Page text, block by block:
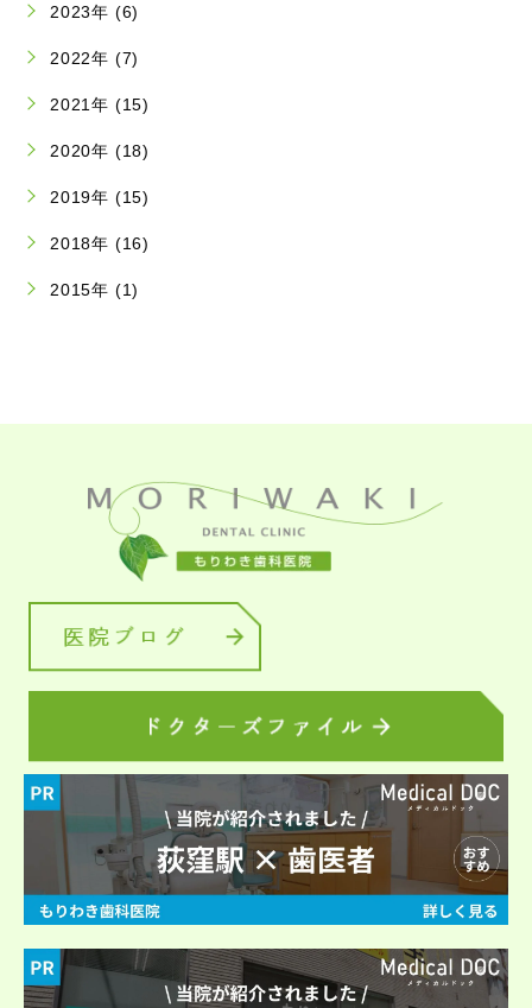
2023年 (6)
2022年 (7)
2021年 (15)
2020年 (18)
2019年 (15)
2018年 (16)
2015年 (1)